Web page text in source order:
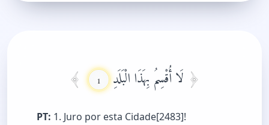
لَا أُقْسِمُ بِهَذَا الْبَلَدِ 1
PT: 1. Juro por esta Cidade[2483]!